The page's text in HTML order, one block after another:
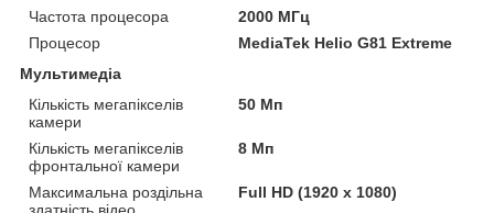
Частота процесора
2000 МГц
Процесор
MediaTek Helio G81 Extreme
Мультимедіа
Кількість мегапікселів
камери
50 Мп
Кількість мегапікселів
фронтальної камери
8 Мп
Максимальна роздільна
здатність відео
Full HD (1920 x 1080)